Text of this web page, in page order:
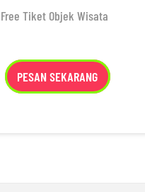
Free Tiket Objek Wisata
PESAN SEKARANG